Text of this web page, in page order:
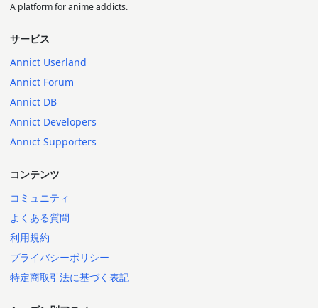
A platform for anime addicts.
サービス
Annict Userland
Annict Forum
Annict DB
Annict Developers
Annict Supporters
コンテンツ
コミュニティ
よくある質問
利用規約
プライバシーポリシー
特定商取引法に基づく表記